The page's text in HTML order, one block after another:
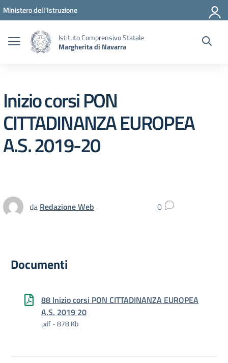
Vai ai contenuti
Vai al menu di navigazione
Vai al footer
Ministero dell'Istruzione
Istituto Comprensivo Statale
Margherita di Navarra
Inizio corsi PON
CITTADINANZA EUROPEA
A.S. 2019-20
da Redazione Web 0
Documenti
88 Inizio corsi PON CITTADINANZA EUROPEA
A.S. 2019 20
pdf - 878 Kb